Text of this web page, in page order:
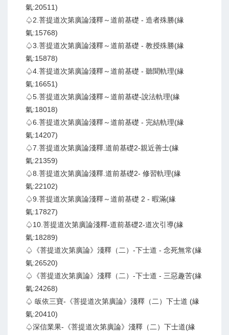
氣:20511)
♤2.菩提道次第廣論淺釋～道前基礎 - 造者殊勝(緣
氣:15768)
♤3.菩提道次第廣論淺釋～道前基礎 - 教授殊勝(緣
氣:15878)
♤4.菩提道次第廣論淺釋～道前基礎 - 聽聞軌理(緣
氣:16651)
♤5.菩提道次第廣論淺釋～道前基礎-說法軌理(緣
氣:18018)
♤6.菩提道次第廣論淺釋～道前基礎 - 完結軌理(緣
氣:14207)
♤7.菩提道次第廣論淺釋.道前基礎2-親近善士(緣
氣:21359)
♤8.菩提道次第廣論淺釋.道前基礎2- 修習軌理(緣
氣:22102)
♤9.菩提道次第廣論淺釋～道前基礎 2 - 暇滿(緣
氣:17827)
♤10.菩提道次第廣論淺釋-道前基礎2-道次引導(緣
氣:18289)
♤《菩提道次第廣論》淺釋（二）-下士道 - 念死無常(緣
氣:26520)
♤《菩提道次第廣論》淺釋（二）-下士道 - 三惡趣苦(緣
氣:24268)
♤ 皈依三寶-《菩提道次第廣論》淺釋（二）下士道 (緣
氣:20410)
♤深信業果-《菩提道次第廣論》淺釋（二）下士道(緣